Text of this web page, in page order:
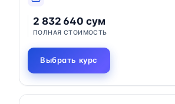
2 832 640 сум
ПОЛНАЯ СТОИМОСТЬ
Выбрать курс